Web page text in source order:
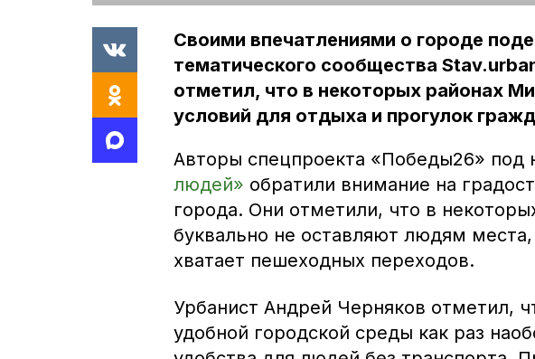
Своими впечатлениями о городе
тематического сообщества
отметил, что в некоторых районах
условий для отдыха и прогулок
Авторы спецпроекта «Победы26» под
людей» обратили внимание на
города. Они отметили, что в
буквально не оставляют людям
хватает пешеходных переходов.
Урбанист Андрей Черняков отметил,
удобной городской среды как раз